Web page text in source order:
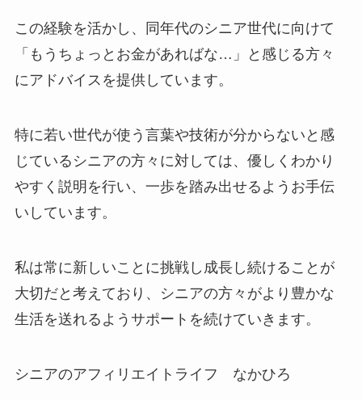
この経験を活かし、同年代のシニア世代に向けて
「もうちょっとお金があればな…」と感じる方々
にアドバイスを提供しています。
特に若い世代が使う言葉や技術が分からないと感
じているシニアの方々に対しては、優しくわかり
やすく説明を行い、一歩を踏み出せるようお手伝
いしています。
私は常に新しいことに挑戦し成長し続けることが
大切だと考えており、シニアの方々がより豊かな
生活を送れるようサポートを続けていきます。
シニアのアフィリエイトライフ なかひろ